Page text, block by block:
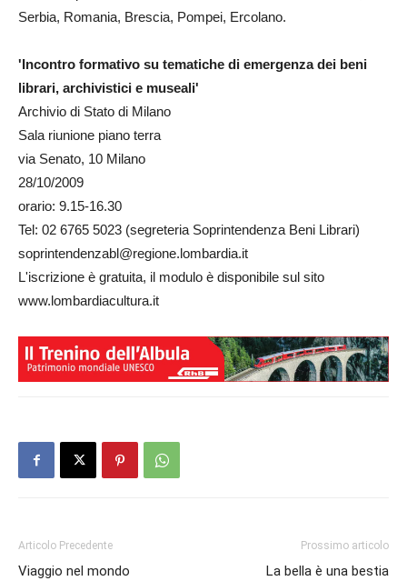
Serbia, Romania, Brescia, Pompei, Ercolano.
'Incontro formativo su tematiche di emergenza dei beni
librari, archivistici e museali'
Archivio di Stato di Milano
Sala riunione piano terra
via Senato, 10 Milano
28/10/2009
orario: 9.15-16.30
Tel: 02 6765 5023 (segreteria Soprintendenza Beni Librari)
soprintendenzabl@regione.lombardia.it
L'iscrizione è gratuita, il modulo è disponibile sul sito
www.lombardiacultura.it
Articolo Precedente
Viaggio nel mondo
Prossimo articolo
La bella è una bestia